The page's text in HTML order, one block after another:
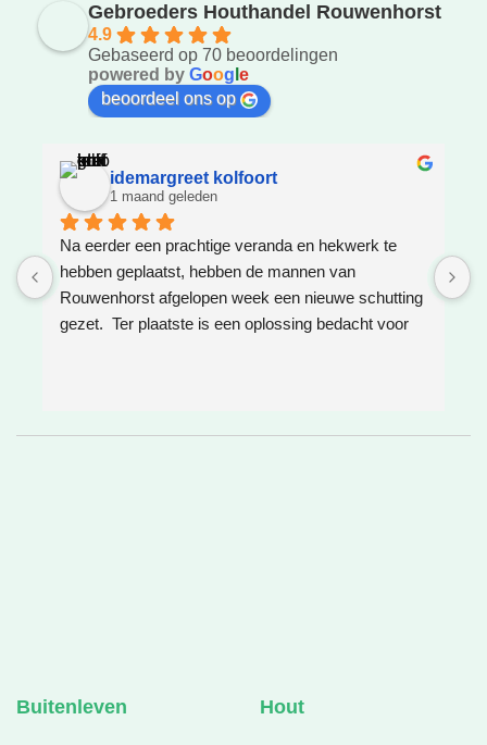
Gebroeders Houthandel Rouwenhorst
4.9
Gebaseerd op 70 beoordelingen
powered by Goog e
beoordeel ons op
idemargreet kolfoort
1 maand geleden
Na eerder een prachtige veranda en hekwerk te
hebben geplaatst, hebben de mannen van
Rouwenhorst afgelopen week een nieuwe schutting
gezet.  Ter plaatste is een oplossing bedacht voor
Buitenleven Hout